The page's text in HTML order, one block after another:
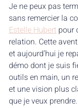
Je ne peux pas
sans remercier la
Estelle Hubert pour
relation. Cette
et aujourd’hui je
démo dont je suis
outils en main, un
et une vision plus
que je veux prendre.